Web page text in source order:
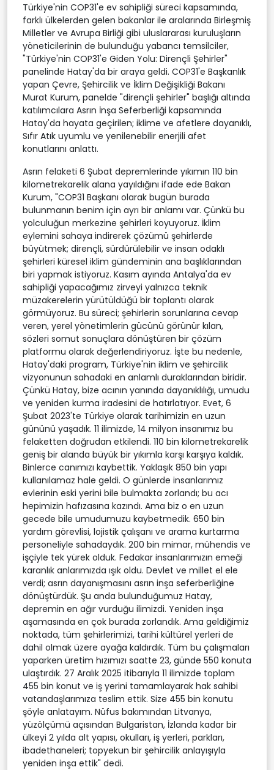
Türkiye'nin COP31'e ev sahipliği süreci kapsamında,
farklı ülkelerden gelen bakanlar ile aralarında Birleşmiş
Milletler ve Avrupa Birliği gibi uluslararası kuruluşların
yöneticilerinin de bulunduğu yabancı temsilciler,
"Türkiye'nin COP31'e Giden Yolu: Dirençli Şehirler"
panelinde Hatay'da bir araya geldi. COP31'e Başkanlık
yapan Çevre, Şehircilik ve İklim Değişikliği Bakanı
Murat Kurum, panelde "dirençli şehirler" başlığı altında
katılımcılara Asrın İnşa Seferberliği kapsamında
Hatay'da hayata geçirilen; iklime ve afetlere dayanıklı,
Sıfır Atık uyumlu ve yenilenebilir enerjili afet
konutlarını anlattı.
Asrın felaketi 6 Şubat depremlerinde yıkımın 110 bin
kilometrekarelik alana yayıldığını ifade ede Bakan
Kurum, "COP31 Başkanı olarak bugün burada
bulunmanın benim için ayrı bir anlamı var. Çünkü bu
yolculuğun merkezine şehirleri koyuyoruz. İklim
eylemini sahaya indirerek çözümü şehirlerde
büyütmek; dirençli, sürdürülebilir ve insan odaklı
şehirleri küresel iklim gündeminin ana başlıklarından
biri yapmak istiyoruz. Kasım ayında Antalya'da ev
sahipliği yapacağımız zirveyi yalnızca teknik
müzakerelerin yürütüldüğü bir toplantı olarak
görmüyoruz. Bu süreci; şehirlerin sorunlarına cevap
veren, yerel yönetimlerin gücünü görünür kılan,
sözleri somut sonuçlara dönüştüren bir çözüm
platformu olarak değerlendiriyoruz. İşte bu nedenle,
Hatay'daki program, Türkiye'nin iklim ve şehircilik
vizyonunun sahadaki en anlamlı duraklarından biridir.
Çünkü Hatay, bize acının yanında dayanıklılığı, umudu
ve yeniden kurma iradesini de hatırlatıyor. Evet, 6
Şubat 2023'te Türkiye olarak tarihimizin en uzun
gününü yaşadık. 11 ilimizde, 14 milyon insanımız bu
felaketten doğrudan etkilendi. 110 bin kilometrekarelik
geniş bir alanda büyük bir yıkımla karşı karşıya kaldık.
Binlerce canımızı kaybettik. Yaklaşık 850 bin yapı
kullanılamaz hale geldi. O günlerde insanlarımız
evlerinin eski yerini bile bulmakta zorlandı; bu acı
hepimizin hafızasına kazındı. Ama biz o en uzun
gecede bile umudumuzu kaybetmedik. 650 bin
yardım görevlisi, lojistik çalışanı ve arama kurtarma
personeliyle sahadaydık. 200 bin mimar, mühendis ve
işçiyle tek yürek olduk. Fedakar insanlarımızın emeği
karanlık anlarımızda ışık oldu. Devlet ve millet el ele
verdi; asrın dayanışmasını asrın inşa seferberliğine
dönüştürdük. Şu anda bulunduğumuz Hatay,
depremin en ağır vurduğu ilimizdi. Yeniden inşa
aşamasında en çok burada zorlandık. Ama geldiğimiz
noktada, tüm şehirlerimizi, tarihi kültürel yerleri de
dahil olmak üzere ayağa kaldırdık. Tüm bu çalışmaları
yaparken üretim hızımızı saatte 23, günde 550 konuta
ulaştırdık. 27 Aralık 2025 itibarıyla 11 ilimizde toplam
455 bin konut ve iş yerini tamamlayarak hak sahibi
vatandaşlarımıza teslim ettik. Size 455 bin konutu
şöyle anlatayım. Nüfus bakımından Litvanya,
yüzölçümü açısından Bulgaristan, İzlanda kadar bir
ülkeyi 2 yılda alt yapısı, okulları, iş yerleri, parkları,
ibadethaneleri; topyekun bir şehircilik anlayışıyla
yeniden inşa ettik" dedi.